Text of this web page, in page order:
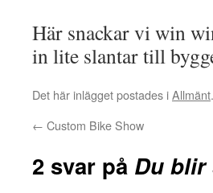
Här snackar vi win
in lite slantar till
Det här inlägget postades iAllmänt
← Custom Bike Show
2 svar på Du blir